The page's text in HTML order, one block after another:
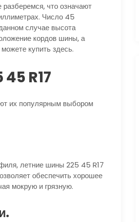
что означают
Число 45
случае высота
кордов шины, а
купить здесь.
R17
их популярным выбором
летние шины 225 45 R17
обеспечить хорошее
мокрую и грязную.